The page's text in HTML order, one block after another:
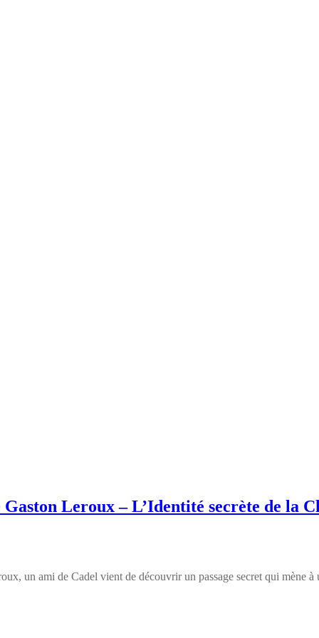
Leroux – L’Identité secrète de la
un ami de Cadel vient de découvrir un passage secret qui mène